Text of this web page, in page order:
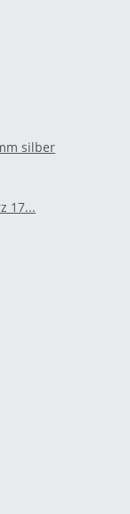
silber